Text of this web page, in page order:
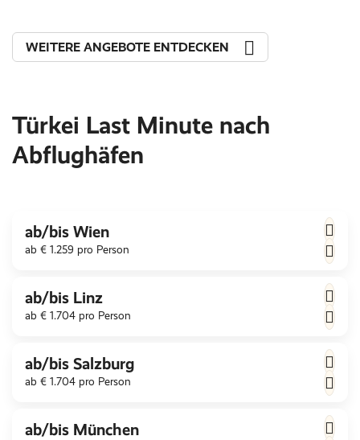
WEITERE ANGEBOTE ENTDECKEN
Türkei Last Minute nach
Abflughäfen
ab/bis Wien
ab € 1.259 pro Person
ab/bis Linz
ab € 1.704 pro Person
ab/bis Salzburg
ab € 1.704 pro Person
ab/bis München